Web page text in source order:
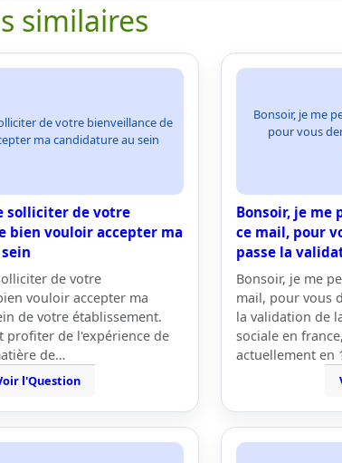
similaires
de votre bienveillance de
ma candidature au sein
solliciter de votre
bien vouloir accepter ma
de votre
vouloir accepter ma
de votre établissement.
profiter de l'expérience de
de…
l'Question
Bonsoir, je me
pour vous
Bonsoir, je me
ce mail, pour
passe la
Bonsoir, je me
mail, pour vous
la validation de
sociale en
actuellement en